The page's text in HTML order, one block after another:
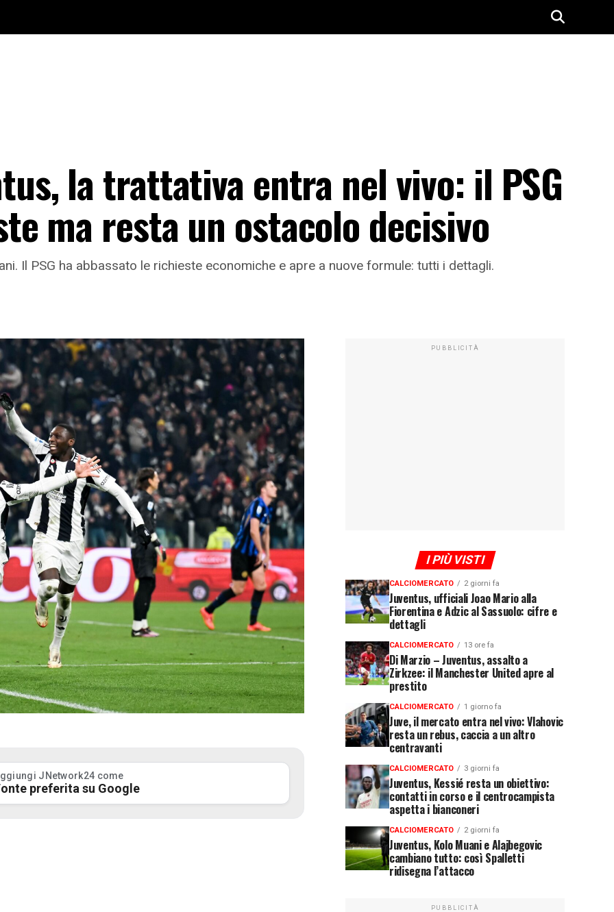
la trattativa entra nel vivo: il PSG
ma resta un ostacolo decisivo
Il PSG ha abbassato le richieste economiche e apre a nuove formule: tutti i dettagli.
JNetwork24 come
preferita su Google
PUBBLICITÀ
I PIÙ VISTI
CALCIOMERCATO 2 giorni fa
Juventus, ufficiali Joao Mario alla
Fiorentina e Adzic al Sassuolo: cifre e
dettagli
CALCIOMERCATO 13 ore fa
Di Marzio – Juventus, assalto a
Zirkzee: il Manchester United apre al
prestito
CALCIOMERCATO 1 giorno fa
Juve, il mercato entra nel vivo: Vlahovic
resta un rebus, caccia a un altro
centravanti
CALCIOMERCATO 3 giorni fa
Juventus, Kessié resta un obiettivo:
contatti in corso e il centrocampista
aspetta i bianconeri
CALCIOMERCATO 2 giorni fa
Juventus, Kolo Muani e Alajbegovic
cambiano tutto: così Spalletti
ridisegna l’attacco
PUBBLICITÀ